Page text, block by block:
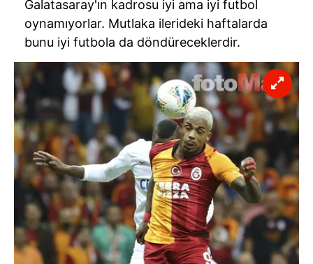
Galatasaray'ın kadrosu iyi ama iyi futbol
oynamıyorlar. Mutlaka ilerideki haftalarda
bunu iyi futbola da döndüreceklerdir.